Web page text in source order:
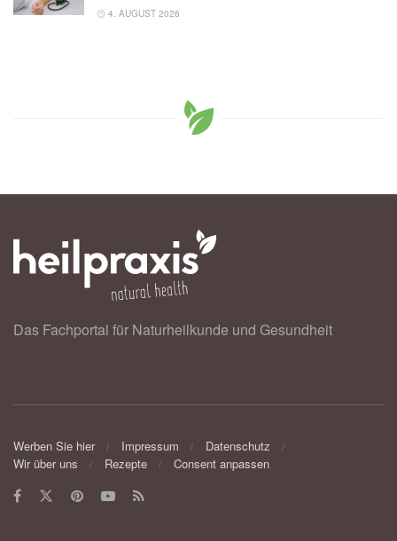
4. AUGUST 2026
Das Fachportal für Naturheilkunde und Gesundheit
Werben Sie hier Impressum
Datenschutz
Wir über uns
Rezepte Consent anpassen